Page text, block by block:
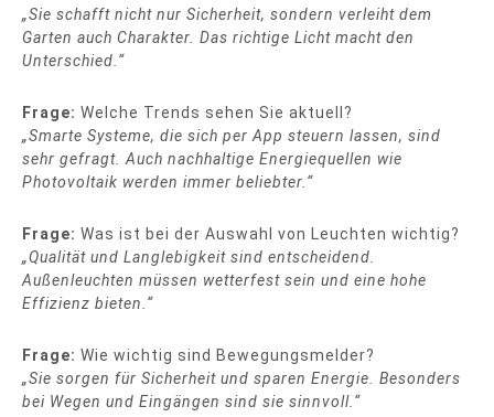
„Sie schafft nicht nur Sicherheit, sondern verleiht dem
Garten auch Charakter. Das richtige Licht macht den
Unterschied.“
Frage: Welche Trends sehen Sie aktuell?
„Smarte Systeme, die sich per App steuern lassen, sind
sehr gefragt. Auch nachhaltige Energiequellen wie
Photovoltaik werden immer beliebter.“
Frage: Was ist bei der Auswahl von Leuchten wichtig?
„Qualität und Langlebigkeit sind entscheidend.
Außenleuchten müssen wetterfest sein und eine hohe
Effizienz bieten.“
Frage: Wie wichtig sind Bewegungsmelder?
„Sie sorgen für Sicherheit und sparen Energie. Besonders
bei Wegen und Eingängen sind sie sinnvoll.“